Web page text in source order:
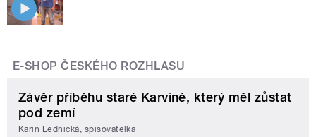
E-SHOP ČESKÉHO ROZHLASU
Závěr příběhu staré Karviné, který měl zůstat
pod zemí
Karin Lednická, spisovatelka